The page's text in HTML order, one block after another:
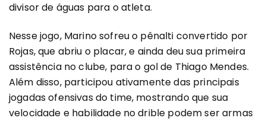
divisor de águas para o atleta.
Nesse jogo, Marino sofreu o pênalti convertido por
Rojas, que abriu o placar, e ainda deu sua primeira
assistência no clube, para o gol de Thiago Mendes.
Além disso, participou ativamente das principais
jogadas ofensivas do time, mostrando que sua
velocidade e habilidade no drible podem ser armas